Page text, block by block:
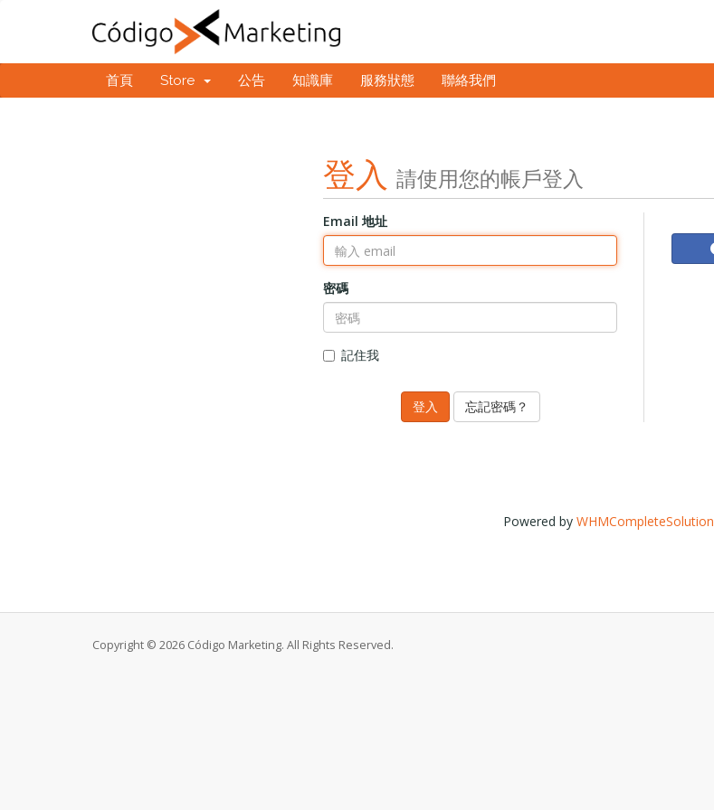
首頁 Store 公告 知識庫 服務狀態 聯絡我們
登入 請使用您的帳戶登入
Email 地址
密碼
記住我
忘記密碼？
Powered by WHMCompleteSolution
Copyright © 2026 Código Marketing. All Rights Reserved.